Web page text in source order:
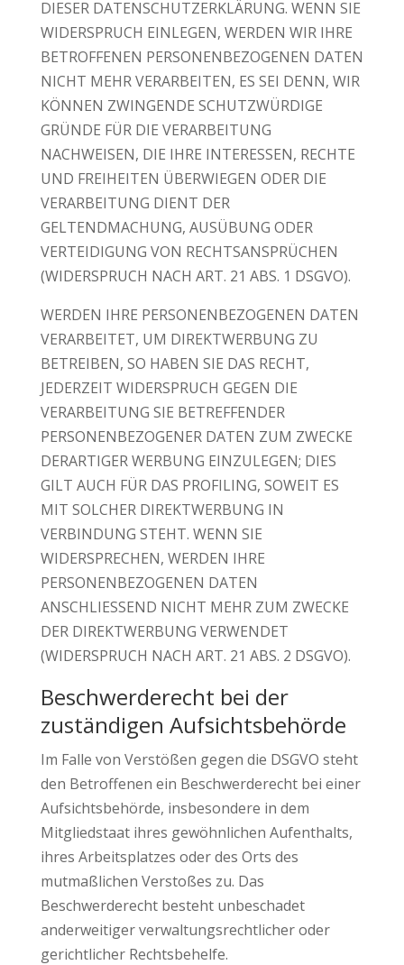
DIESER DATENSCHUTZERKLÄRUNG. WENN SIE
WIDERSPRUCH EINLEGEN, WERDEN WIR IHRE
BETROFFENEN PERSONENBEZOGENEN DATEN
NICHT MEHR VERARBEITEN, ES SEI DENN, WIR
KÖNNEN ZWINGENDE SCHUTZWÜRDIGE
GRÜNDE FÜR DIE VERARBEITUNG
NACHWEISEN, DIE IHRE INTERESSEN, RECHTE
UND FREIHEITEN ÜBERWIEGEN ODER DIE
VERARBEITUNG DIENT DER
GELTENDMACHUNG, AUSÜBUNG ODER
VERTEIDIGUNG VON RECHTSANSPRÜCHEN
(WIDERSPRUCH NACH ART. 21 ABS. 1 DSGVO).
WERDEN IHRE PERSONENBEZOGENEN DATEN
VERARBEITET, UM DIREKTWERBUNG ZU
BETREIBEN, SO HABEN SIE DAS RECHT,
JEDERZEIT WIDERSPRUCH GEGEN DIE
VERARBEITUNG SIE BETREFFENDER
PERSONENBEZOGENER DATEN ZUM ZWECKE
DERARTIGER WERBUNG EINZULEGEN; DIES
GILT AUCH FÜR DAS PROFILING, SOWEIT ES
MIT SOLCHER DIREKTWERBUNG IN
VERBINDUNG STEHT. WENN SIE
WIDERSPRECHEN, WERDEN IHRE
PERSONENBEZOGENEN DATEN
ANSCHLIESSEND NICHT MEHR ZUM ZWECKE
DER DIREKTWERBUNG VERWENDET
(WIDERSPRUCH NACH ART. 21 ABS. 2 DSGVO).
Beschwerde­recht bei der
zuständigen Aufsichts­behörde
Im Falle von Verstößen gegen die DSGVO steht
den Betroffenen ein Beschwerderecht bei einer
Aufsichtsbehörde, insbesondere in dem
Mitgliedstaat ihres gewöhnlichen Aufenthalts,
ihres Arbeitsplatzes oder des Orts des
mutmaßlichen Verstoßes zu. Das
Beschwerderecht besteht unbeschadet
anderweitiger verwaltungsrechtlicher oder
gerichtlicher Rechtsbehelfe.